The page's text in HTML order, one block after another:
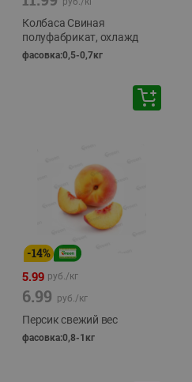
Колбаса Свиная
полуфабрикат, охлажд
фасовка:0,5-0,7кг
-14%
5.99 руб./кг
6.99 руб./кг
Персик свежий вес
фасовка:0,8-1кг